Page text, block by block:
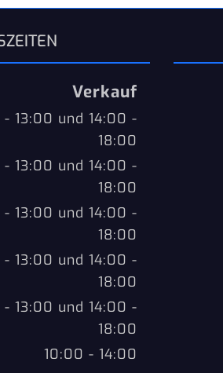
Verkauf
13:00 und 14:00 -
18:00
13:00 und 14:00 -
18:00
13:00 und 14:00 -
18:00
13:00 und 14:00 -
18:00
13:00 und 14:00 -
18:00
10:00 - 14:00